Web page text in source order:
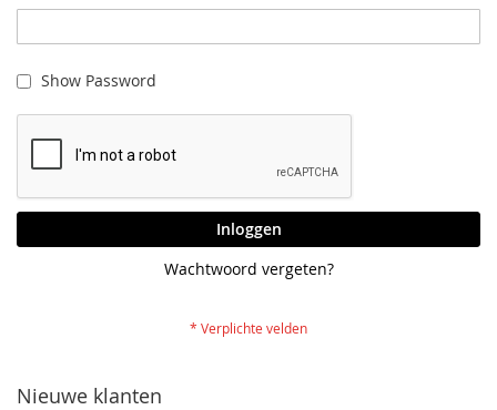
Show Password
Inloggen
Wachtwoord vergeten?
Nieuwe klanten